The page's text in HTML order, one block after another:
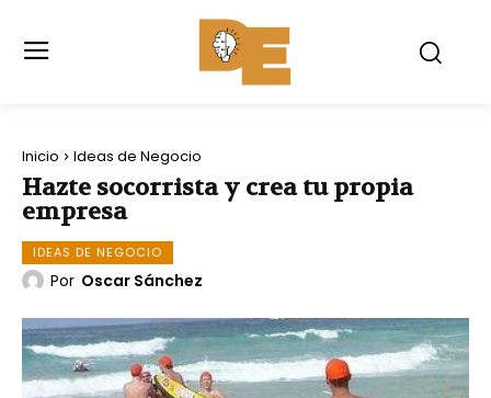
Inicio Ideas de Negocio
Hazte socorrista y crea tu propia
empresa
IDEAS DE NEGOCIO
Por Oscar Sánchez